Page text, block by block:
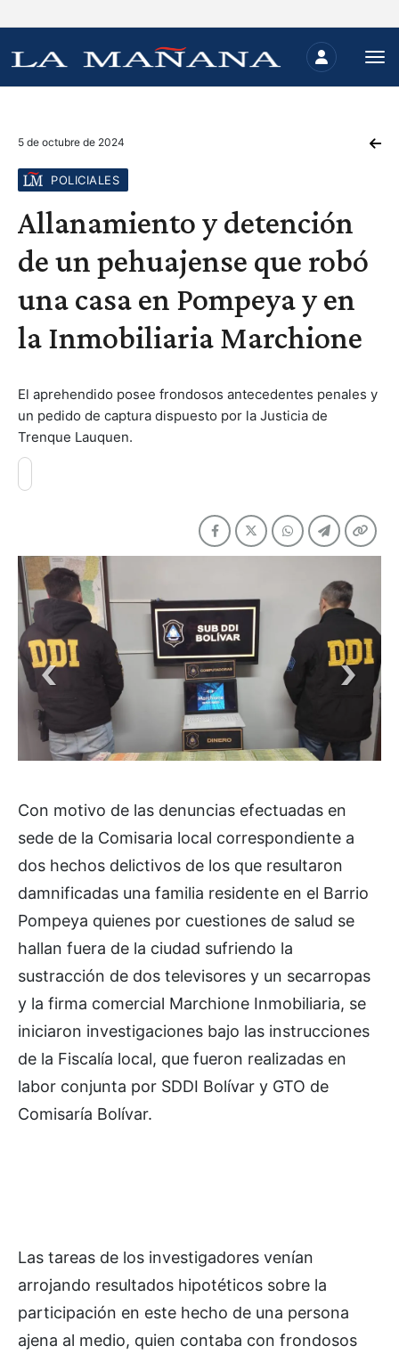
5 de octubre de 2024
POLICIALES
Allanamiento y detención
de un pehuajense que robó
una casa en Pompeya y en
la Inmobiliaria Marchione
El aprehendido posee frondosos antecedentes penales y
un pedido de captura dispuesto por la Justicia de
Trenque Lauquen.
Con motivo de las denuncias efectuadas en
sede de la Comisaria local correspondiente a
dos hechos delictivos de los que resultaron
damnificadas una familia residente en el Barrio
Pompeya quienes por cuestiones de salud se
hallan fuera de la ciudad sufriendo la
sustracción de dos televisores y un secarropas
y la firma comercial Marchione Inmobiliaria, se
iniciaron investigaciones bajo las instrucciones
de la Fiscalía local, que fueron realizadas en
labor conjunta por SDDI Bolívar y GTO de
Comisaría Bolívar.
Las tareas de los investigadores venían
arrojando resultados hipotéticos sobre la
participación en este hecho de una persona
ajena al medio, quien contaba con frondosos